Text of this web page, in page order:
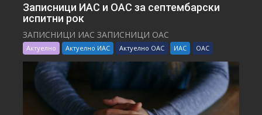
Записници ИАС и ОАС за септембарски
испитни рок
ЗАПИСНИЦИ ИАС ЗАПИСНИЦИ ОАС
Актуелно Актуелно ИАС Актуелно ОАС ИАС ОАС